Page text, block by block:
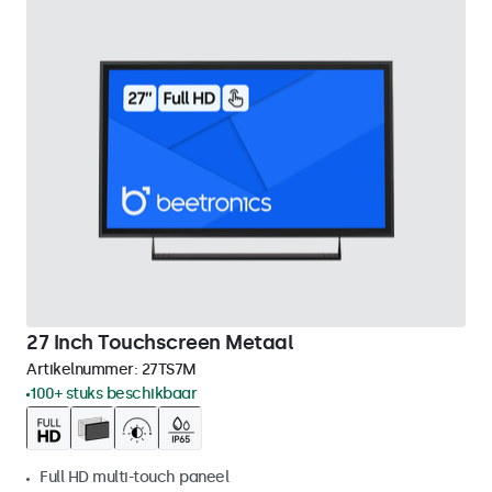
27 Inch Touchscreen Metaal
Artikelnummer: 27TS7M
100+ stuks beschikbaar
Full HD multi-touch paneel